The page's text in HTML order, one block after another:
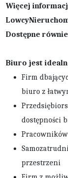
Więcej
Dostępne
Biuro jest
Firm
biuro z
dostępności
przestrzeni